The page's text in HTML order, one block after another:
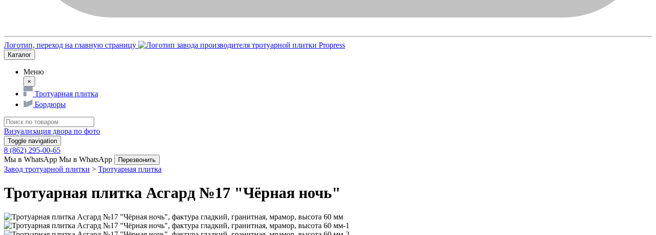
Логотип, переход на главную страницу
Каталог
Меню
×
Тротуарная плитка
Бордюры
Визуализация двора по фото
Toggle navigation
8 (862) 295-00-65
Мы в WhatsApp Мы в WhatsApp Перезвонить
Завод тротуарной плитки > Тротуарная плитка
Тротуарная плитка Асгард №17 "Чёрная ночь"